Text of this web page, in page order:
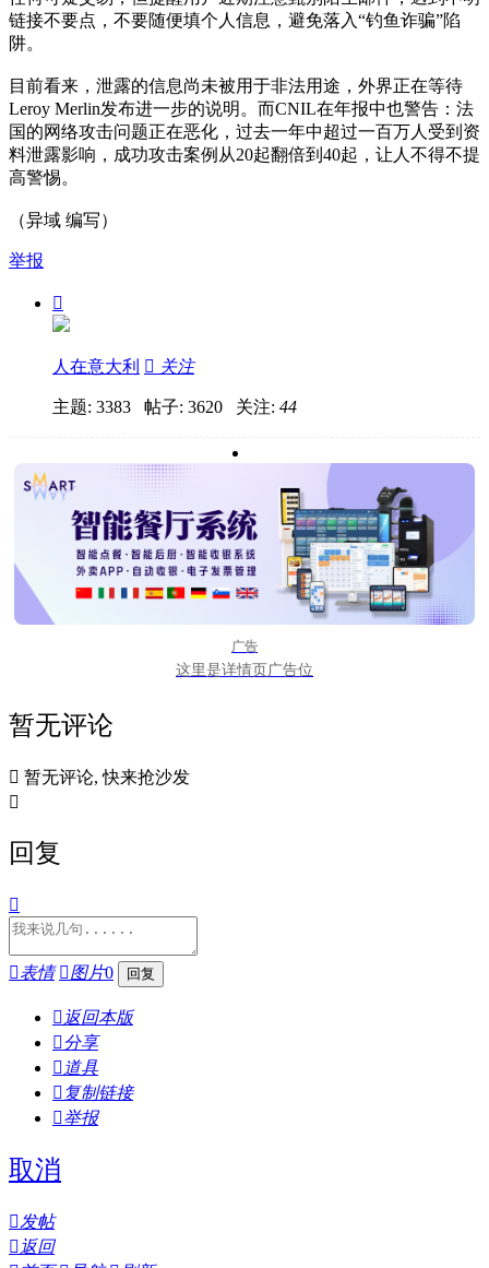
链接不要点，不要随便填个人信息，避免落入“钓鱼诈骗”陷
阱。
目前看来，泄露的信息尚未被用于非法用途，外界正在等待
Leroy Merlin发布进一步的说明。而CNIL在年报中也警告：法
国的网络攻击问题正在恶化，过去一年中超过一百万人受到资
料泄露影响，成功攻击案例从20起翻倍到40起，让人不得不提
高警惕。
（异域 编写）
举报

人在意大利  关注
主题: 3383 帖子: 3620 关注: 44
广告
这里是详情页广告位
暂无评论
 暂无评论, 快来抢沙发

回复

表情 图片0
 返回本版
分享
 道具
 复制链接
举报
取消
发帖
 返回